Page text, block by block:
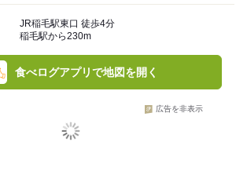
JR稲毛駅東口 徒歩4分
稲毛駅から230m
食べログアプリで地図を開く
広告を非表示